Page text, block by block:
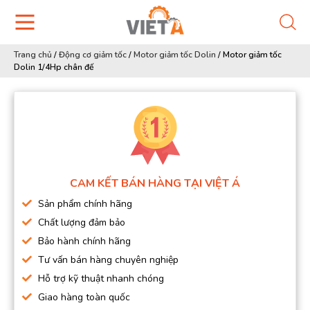
Trang chủ /Động cơ giảm tốc/Motor giảm tốc Dolin /Motor giảm tốc
Dolin 1/4Hp chân đế
CAM KẾT BÁN HÀNG TẠI VIỆT Á
Sản phẩm chính hãng
Chất lượng đảm bảo
Bảo hành chính hãng
Tư vấn bán hàng chuyên nghiệp
Hỗ trợ kỹ thuật nhanh chóng
Giao hàng toàn quốc